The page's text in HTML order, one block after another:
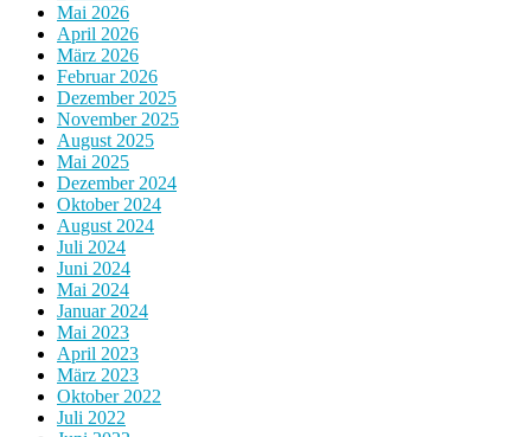
Mai 2026
April 2026
März 2026
Februar 2026
Dezember 2025
November 2025
August 2025
Mai 2025
Dezember 2024
Oktober 2024
August 2024
Juli 2024
Juni 2024
Mai 2024
Januar 2024
Mai 2023
April 2023
März 2023
Oktober 2022
Juli 2022